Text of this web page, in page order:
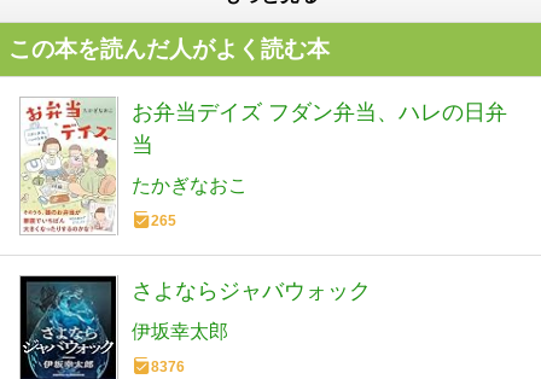
この本を読んだ人がよく読む本
お弁当デイズ フダン弁当、ハレの日弁
当
たかぎなおこ
265
さよならジャバウォック
伊坂幸太郎
8376